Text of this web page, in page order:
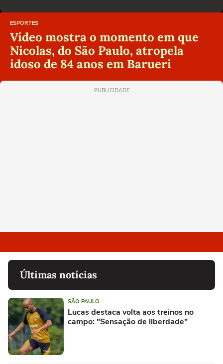
ESPORTES
Vídeo mostra o momento em que
Nicolas, do São Paulo, atropela
idoso de 84 anos em Barueri
PUBLICIDADE
Últimas notícias
SÃO PAULO
Lucas destaca volta aos treinos no
campo: "Sensação de liberdade"